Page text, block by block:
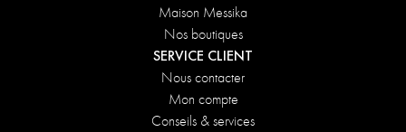
Maison Messika
Nos boutiques
SERVICE CLIENT
Nous contacter
Mon compte
Conseils & services